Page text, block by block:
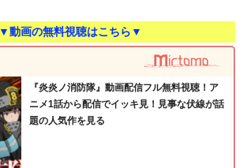
▼動画の無料視聴はこちら▼
『炎炎ノ消防隊』動画配信フル無料視聴！ア
ニメ1話から配信でイッキ見！見事な伏線が話
題の人気作を見る